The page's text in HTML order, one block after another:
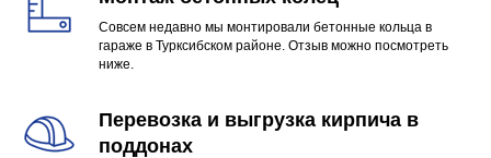
Совсем недавно мы монтировали бетонные кольца в
гараже в Турксибском районе. Отзыв можно посмотреть
ниже.
Перевозка и выгрузка кирпича в
поддонах